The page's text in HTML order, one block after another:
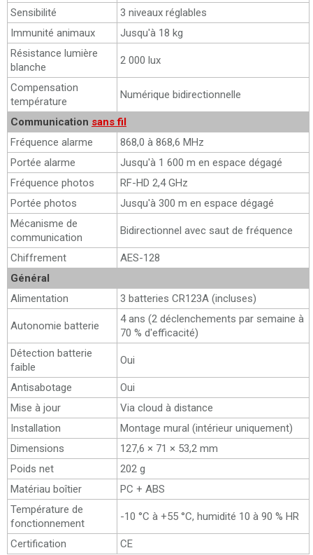
Sensibilité
3 niveaux réglables
Immunité animaux
Jusqu'à 18 kg
Résistance lumière
blanche
2 000 lux
Compensation
température
Numérique bidirectionnelle
Communication sans fil
Fréquence alarme
868,0 à 868,6 MHz
Portée alarme
Jusqu'à 1 600 m en espace dégagé
Fréquence photos
RF-HD 2,4 GHz
Portée photos
Jusqu'à 300 m en espace dégagé
Mécanisme de
communication
Bidirectionnel avec saut de fréquence
Chiffrement
AES-128
Général
Alimentation
3 batteries CR123A (incluses)
Autonomie batterie
4 ans (2 déclenchements par semaine à
70 % d'efficacité)
Détection batterie
faible
Oui
Antisabotage
Oui
Mise à jour
Via cloud à distance
Installation
Montage mural (intérieur uniquement)
Dimensions
127,6 × 71 × 53,2 mm
Poids net
202 g
Matériau boîtier
PC + ABS
Température de
fonctionnement
-10 °C à +55 °C, humidité 10 à 90 % HR
Certification CE